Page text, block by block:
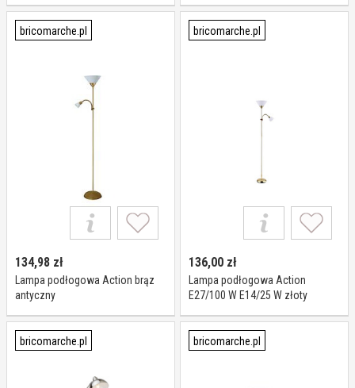
bricomarche.pl
134,98 zł
Lampa podłogowa Action brąz
antyczny
bricomarche.pl
136,00 zł
Lampa podłogowa Action
E27/100 W E14/25 W złoty
bricomarche.pl bricomarche.pl